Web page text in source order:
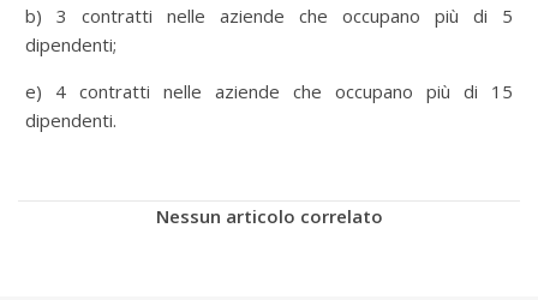
b) 3 contratti nelle aziende che occupano più di 5
dipendenti;
e) 4 contratti nelle aziende che occupano più di 15
dipendenti.
Nessun articolo correlato